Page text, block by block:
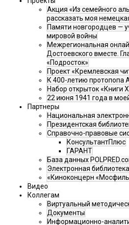
Акция «Из семейного
рассказать моя
Памяти новгородцев —
мировой войны
Межрегиональная
Достоевского вместе.
«Подросток»
Проект «Кремлевская
К 400-летию протопопа
Набор открыток «Книги
22 июня 1941 года в
Партнеры
Национальная
Президентская
Справочно-правовые
КонсультантПлюс
ГАРАНТ
База данных
Электронная
«Киноконцерн
Видео
Коллегам
Виртуальный
Документы
Информационно-